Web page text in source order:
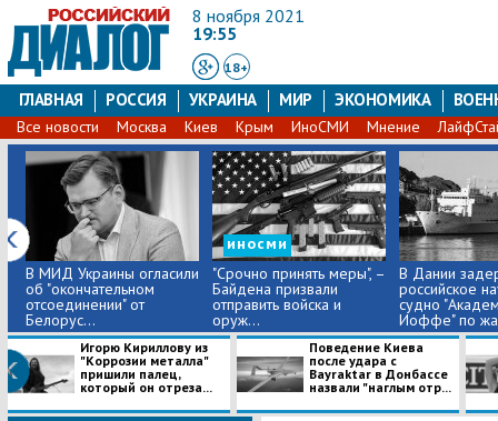
8 ноября 2021
19:55
18+
ГЛАВНАЯ РОССИЯ УКРАИНА МИР ЭКОНОМИКА
Все новости Москва Киев Крым ИноСМИ Мнение
В МИД Украины огласили
об "окончательном
отсоединении" от
Белорус...
иносми
"Срочно принять меры", –
Байдена призвали
отправить войска и
оруж...
В Дании
российское
судно
Иоффе" по
Игорю Кириллову из
"Коррозии металла"
пришили палец,
который он отреза...
Поведение Киева
после удара с
Bayraktar в Донбассе
назвали "наглым отр...